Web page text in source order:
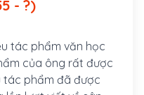
Ánh (1955 - ?)
tác phẩm văn học
của ông rất được
tác phẩm đã được